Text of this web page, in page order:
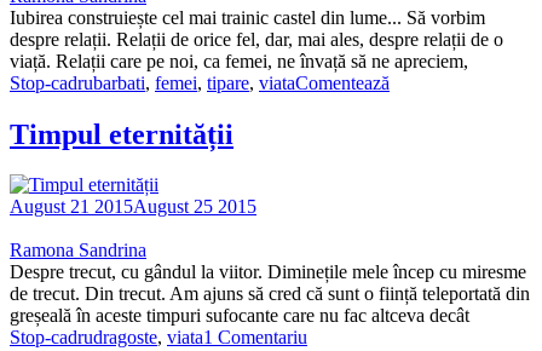
Iubirea construiește cel mai trainic castel din lume... Să vorbim
despre relații. Relații de orice fel, dar, mai ales, despre relații de o
viață. Relații care pe noi, ca femei, ne învață să ne apreciem,
Stop-cadrubarbati, femei, tipare, viataComentează
Timpul eternității
August 21 2015August 25 2015
Ramona Sandrina
Despre trecut, cu gândul la viitor. Diminețile mele încep cu miresme
de trecut. Din trecut. Am ajuns să cred că sunt o ființă teleportată din
greșeală în aceste timpuri sufocante care nu fac altceva decât
Stop-cadrudragoste, viata1 Comentariu